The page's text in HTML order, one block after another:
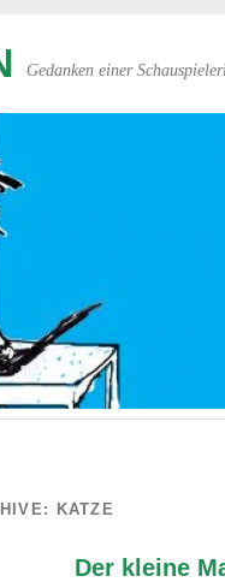
Gedanken einer
KATZE
Der kleine